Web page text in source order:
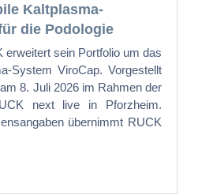
Kaltplasma-
die Podologie
erweitert sein Portfolio um das
System ViroCap. Vorgestellt
8. Juli 2026 im Rahmen der
next live in Pforzheim.
übernimmt RUCK